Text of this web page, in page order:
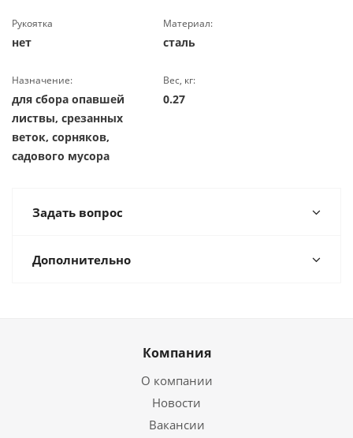
Рукоятка
нет
Материал:
сталь
Назначение:
для сбора опавшей
листвы, срезанных
веток, сорняков,
садового мусора
Вес, кг:
0.27
Задать вопрос
Дополнительно
Компания
О компании
Новости
Вакансии